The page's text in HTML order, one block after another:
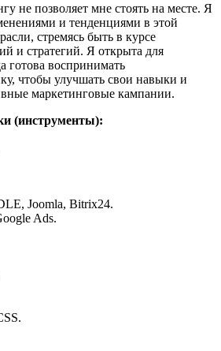
не позволяет мне стоять на месте. Я
и тенденциями в этой
стремясь быть в курсе
и стратегий. Я открыта для
готова воспринимать
чтобы улучшать свои навыки и
маркетинговые кампании.
(инструменты):
Joomla, Bitrix24.
Ads.